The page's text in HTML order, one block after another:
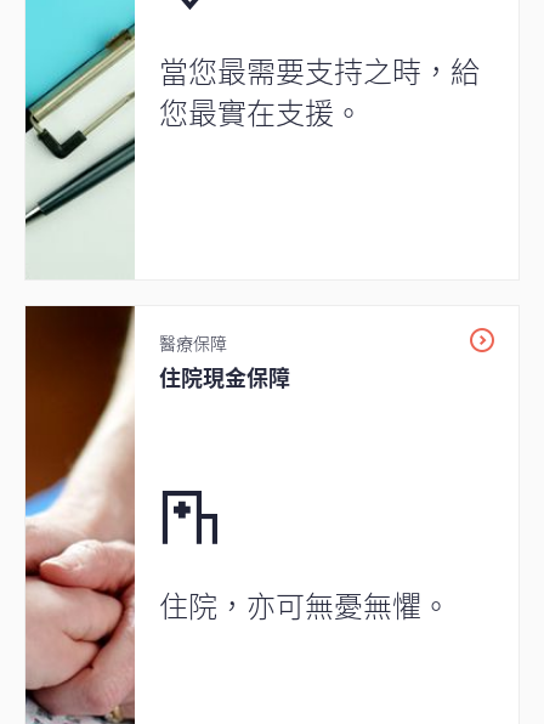
當您最需要支持之時，給
您最實在支援。
醫療保障
住院現金保障
住院，亦可無憂無懼。